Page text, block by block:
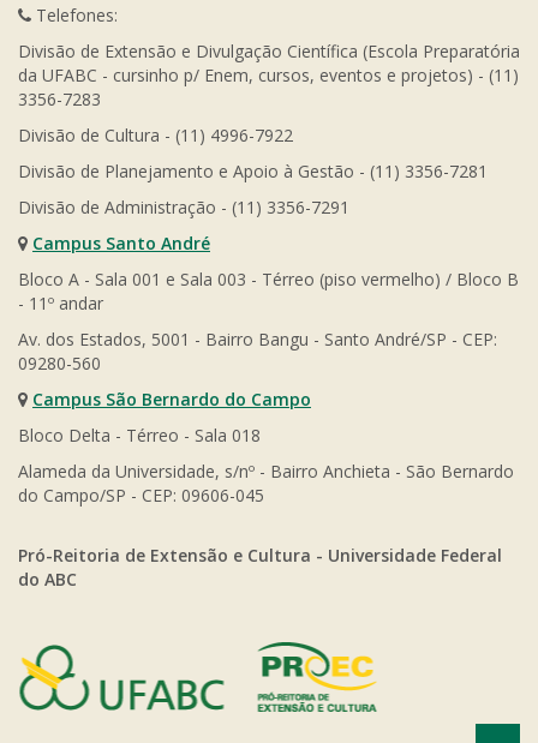
Telefones:
Divisão de Extensão e Divulgação Científica (Escola Preparatória
da UFABC - cursinho p/ Enem, cursos, eventos e projetos) - (11)
3356-7283
Divisão de Cultura - (11) 4996-7922
Divisão de Planejamento e Apoio à Gestão - (11) 3356-7281
Divisão de Administração - (11) 3356-7291
Campus Santo André
Bloco A - Sala 001 e Sala 003 - Térreo (piso vermelho) / Bloco B
- 11º andar
Av. dos Estados, 5001 - Bairro Bangu - Santo André/SP - CEP:
09280-560
Campus São Bernardo do Campo
Bloco Delta - Térreo - Sala 018
Alameda da Universidade, s/nº - Bairro Anchieta - São Bernardo
do Campo/SP - CEP: 09606-045
Pró-Reitoria de Extensão e Cultura - Universidade Federal
do ABC